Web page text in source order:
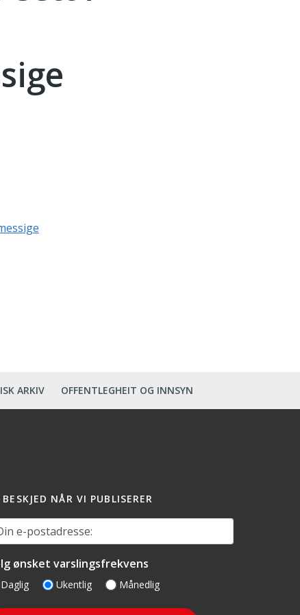
ARKIV OFFENTLEGHEIT OG INNSYN
BESKJED NÅR VI PUBLISERER
e-postadresse:
ønsket varslingsfrekvens
Daglig Ukentlig Månedlig